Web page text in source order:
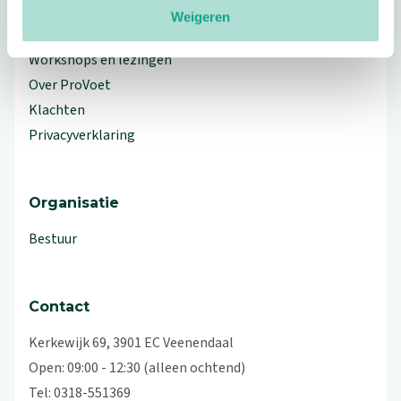
Weigeren
Workshops en lezingen
Over ProVoet
Klachten
Privacyverklaring
Organisatie
Bestuur
Contact
Kerkewijk 69, 3901 EC Veenendaal
Open: 09:00 - 12:30 (alleen ochtend)
Tel: 0318-551369